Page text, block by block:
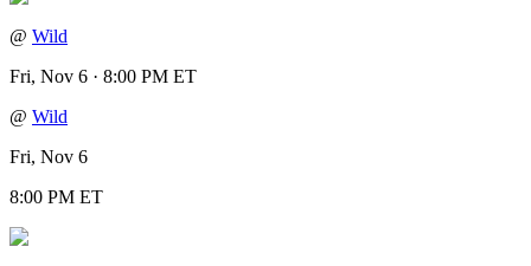
@ Wild
Fri, Nov 6 · 8:00 PM ET
@ Wild
Fri, Nov 6
8:00 PM ET